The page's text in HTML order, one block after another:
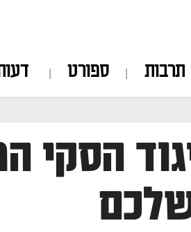
תרבות ספורט
הסקי